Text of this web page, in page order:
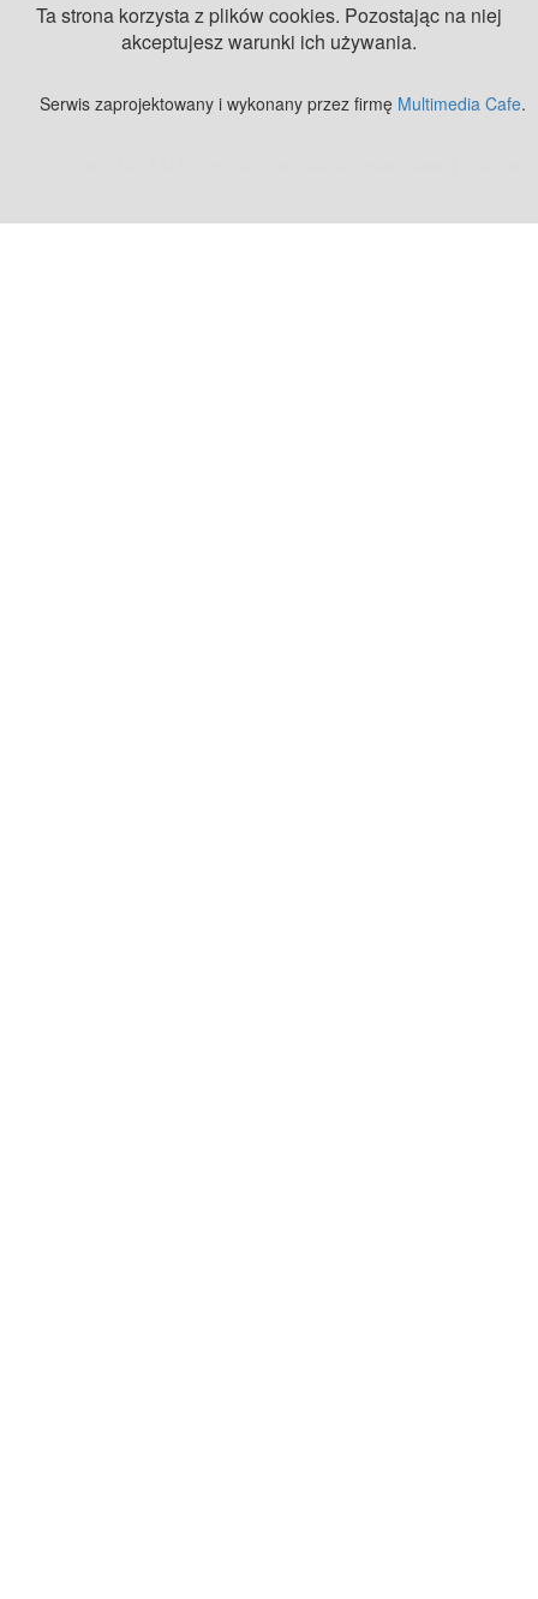
Ta strona korzysta z plików cookies. Pozostając na niej
akceptujesz warunki ich używania.
Serwis zaprojektowany i wykonany przez firmę Multimedia Cafe.